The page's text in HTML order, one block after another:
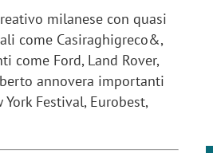
milanese con quasi
come Casiraghigreco&,
come Ford, Land Rover,
annovera importanti
Festival, Eurobest,